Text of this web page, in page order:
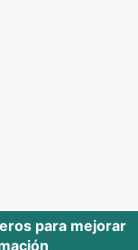
para mejorar